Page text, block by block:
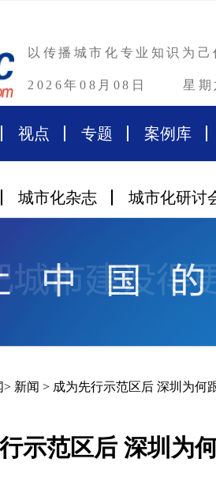
以传播城市化专业知识为己
2026年08月08日 星期
视点 专题 案例库
城市化杂志 城市化研讨
> 新闻 > 成为先行示范区后 深圳为何
示范区后 深圳为